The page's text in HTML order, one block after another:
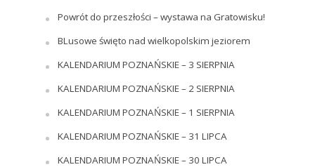
Powrót do przeszłości – wystawa na Gratowisku!
BLusowe święto nad wielkopolskim jeziorem
KALENDARIUM POZNAŃSKIE – 3 SIERPNIA
KALENDARIUM POZNAŃSKIE – 2 SIERPNIA
KALENDARIUM POZNAŃSKIE – 1 SIERPNIA
KALENDARIUM POZNAŃSKIE – 31 LIPCA
KALENDARIUM POZNAŃSKIE – 30 LIPCA